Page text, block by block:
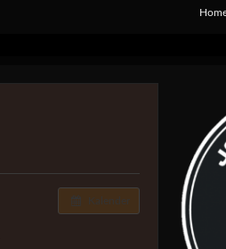
Kalender